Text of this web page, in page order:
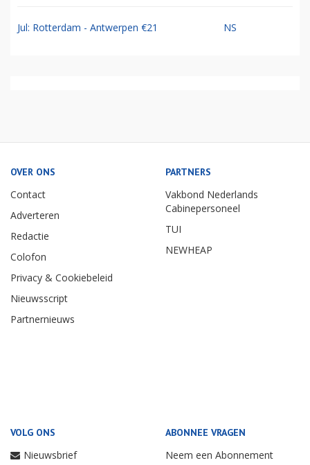
Jul: Rotterdam - Antwerpen €21 NS
OVER ONS
Contact
Adverteren
Redactie
Colofon
Privacy & Cookiebeleid
Nieuwsscript
Partnernieuws
PARTNERS
Vakbond Nederlands
Cabinepersoneel
TUI
NEWHEAP
VOLG ONS
Nieuwsbrief
ABONNEE VRAGEN
Neem een Abonnement